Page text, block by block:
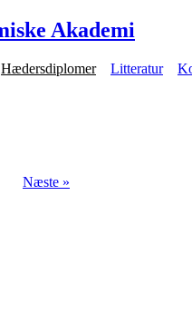
Akademi
Hædersdiplomer Litteratur
Næste »